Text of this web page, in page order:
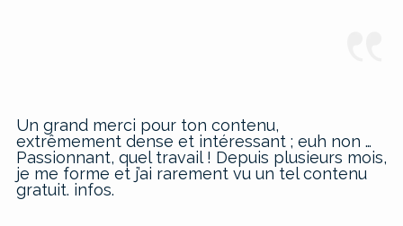
Un grand merci pour ton contenu,
extrêmement dense et intéressant ; euh non …
Passionnant, quel travail ! Depuis plusieurs mois,
je me forme et j’ai rarement vu un tel contenu
gratuit. infos.